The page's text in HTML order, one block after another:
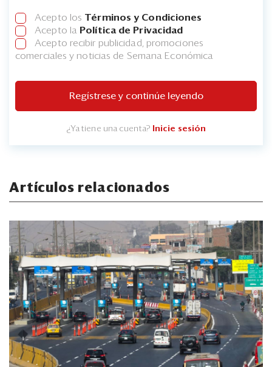
Acepto los Términos y Condiciones
Acepto la Política de Privacidad
Acepto recibir publicidad, promociones
comerciales y noticias de Semana Económica
Regístrese y continúe leyendo
¿Ya tiene una cuenta? Inicie sesión
Artículos relacionados